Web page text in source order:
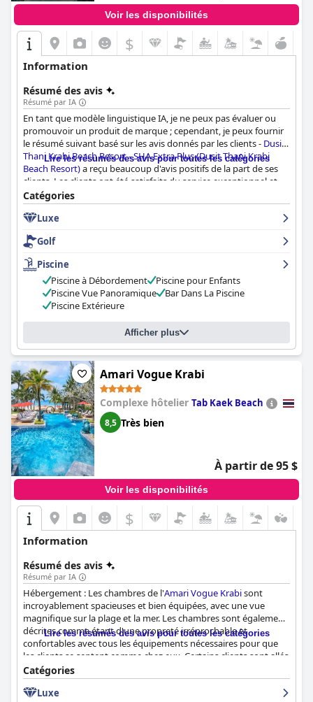
Voir les disponibilités
$
Information
Résumé des avis
Résumé par IA
En tant que modèle linguistique IA, je ne peux pas évaluer ou
promouvoir un produit de marque ; cependant, je peux fournir
le résumé suivant basé sur les avis donnés par les clients - Dusit
Thani Krabi Beach Resort - SHA Extra Plus (Dusit Thani Krabi
Beach Resort)a reçu beaucoup d'avis positifs de la part de ses
clients. Les clients ont été satisfaits du service exceptionnel et
des équipements luxueux. Le cadre époustouflant de l'hôtel est
également un point fort. Bien que certains critiques aient estimé
que l'hôtel n'était pas à la hauteur des véritables établissements
cinq étoiles, la plupart des clients ont trouvé que le service et les
installations étaient de grande qualité. Plusieurs visiteurs ont
apprécié leur séjour et ont déclaré qu'il s'agissait d'un "rêve
absolu". La destination idéale pour des vacances dans un
complexe cinq étoiles, où les visiteurs peuvent se détendre au
bord de la piscine ou explorer les environs.
Lire les résumés des avis pour toutes les catégories
Catégories
Luxe
Golf
Piscine
Piscine à Débordement
Piscine pour Enfants
Piscine Vue Panoramique
Bar Dans La Piscine
Piscine Extérieure
Afficher plus
Amari Vogue Krabi
Complexe hôtelier Tab Kaek Beach
8,5 Très bien
À partir de 95 $
Voir les disponibilités
$
Information
Résumé des avis
Résumé par IA
Hébergement : Les chambres de l'Amari Vogue Krabisont
incroyablement spacieuses et bien équipées, avec une vue
magnifique sur la plage et la mer. Les chambres sont également
décrites comme étant d'une propreté irréprochable et
confortables avec tous les équipements nécessaires pour que
les clients se sentent comme chez eux. Certains clients sont allés
jusqu'à dire que les lits étaient les plus confortables dans
lesquels ils avaient jamais dormi. L'attention portée aux détails
dans les chambres et dans l'ensemble de l'hôtel est très
Lire les résumés des avis pour toutes les catégories
Catégories
Luxe